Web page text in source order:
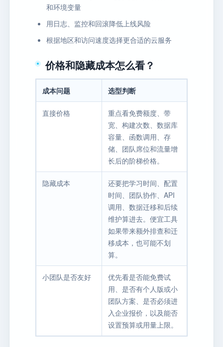
和环境变量
用日志、监控和回滚降低上线风险
根据地区和访问速度选择更合适的云服务
价格和隐藏成本怎么看？
成本问题 选型判断
直接价格
重点看免费额度、带
宽、构建次数、数据库
容量、函数调用、存
储、团队席位和流量增
长后的阶梯价格。
隐藏成本
还要把学习时间、配置
时间、团队协作、API
调用、数据迁移和后续
维护算进去。便宜工具
如果带来额外排查和迁
移成本，也可能不划
算。
小团队是否友好
优先看是否能免费试
用、是否有个人版或小
团队方案、是否必须进
入企业报价，以及能否
设置预算或用量上限。